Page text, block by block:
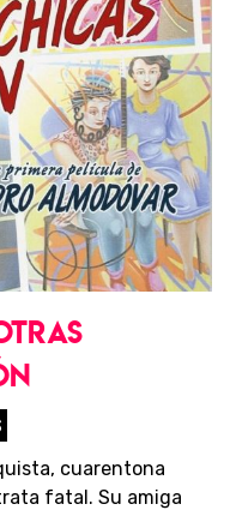
cuarentona
fatal. Su amiga